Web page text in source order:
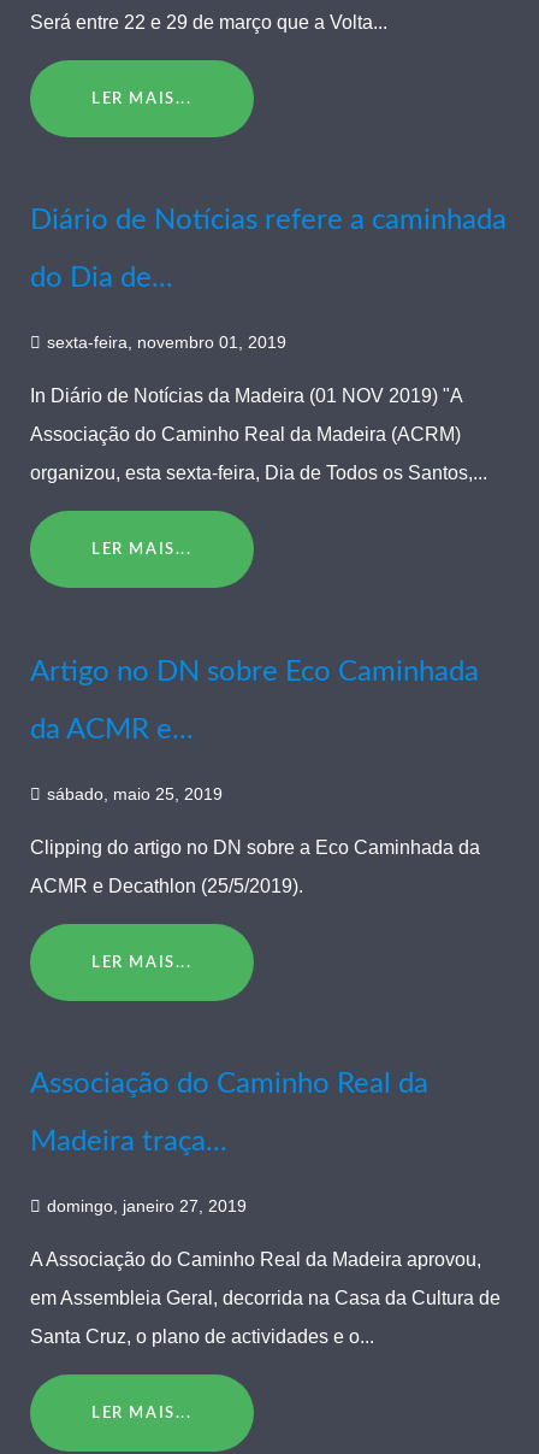
Será entre 22 e 29 de março que a Volta...
LER MAIS...
Diário de Notícias refere a caminhada
do Dia de...
sexta-feira, novembro 01, 2019
In Diário de Notícias da Madeira (01 NOV 2019) "A
Associação do Caminho Real da Madeira (ACRM)
organizou, esta sexta-feira, Dia de Todos os Santos,...
LER MAIS...
Artigo no DN sobre Eco Caminhada
da ACMR e...
sábado, maio 25, 2019
Clipping do artigo no DN sobre a Eco Caminhada da
ACMR e Decathlon (25/5/2019).
LER MAIS...
Associação do Caminho Real da
Madeira traça...
domingo, janeiro 27, 2019
A Associação do Caminho Real da Madeira aprovou,
em Assembleia Geral, decorrida na Casa da Cultura de
Santa Cruz, o plano de actividades e o...
LER MAIS...